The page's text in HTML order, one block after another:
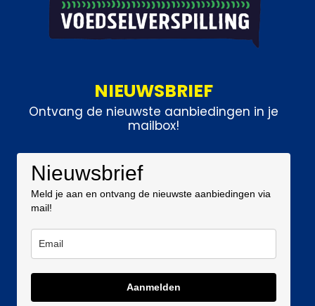
NIEUWSBRIEF
Ontvang de nieuwste aanbiedingen in je
mailbox!
Nieuwsbrief
Meld je aan en ontvang de nieuwste aanbiedingen via
mail!
Aanmelden